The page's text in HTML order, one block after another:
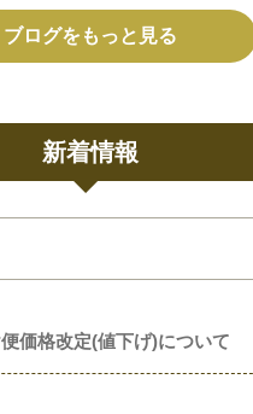
ブログをもっと見る
新着情報
価格改定(値下げ)について